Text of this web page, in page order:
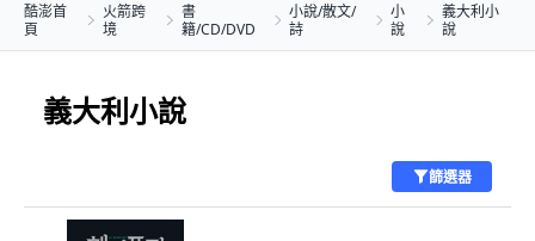
酷澎首
頁
火箭跨
境
書
籍/CD/DVD
小說/散文/
詩
小
說
義大利小
說
義大利小說
篩選器